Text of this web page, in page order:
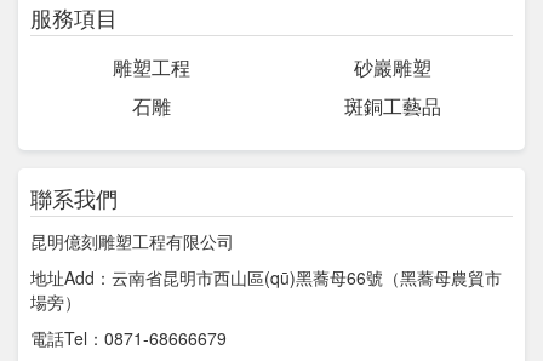
服務項目
雕塑工程
砂巖雕塑
石雕
斑銅工藝品
聯系我們
昆明億刻雕塑工程有限公司
地址Add：云南省昆明市西山區(qū)黑蕎母66號（黑蕎母農貿市
場旁）
電話Tel：0871-68666679